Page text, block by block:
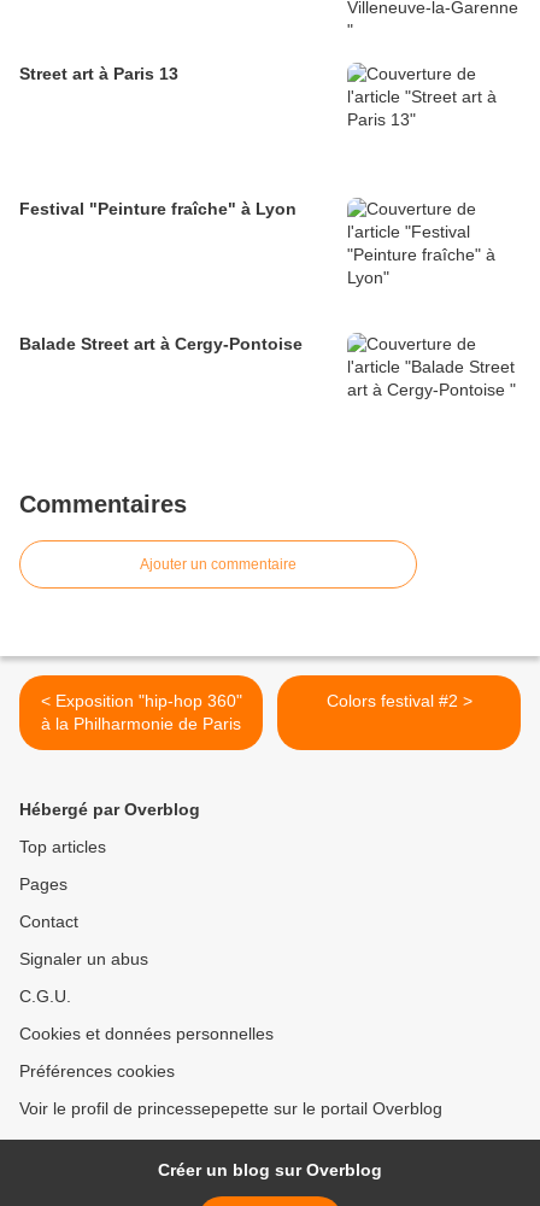
Street art à Paris 13
Festival "Peinture fraîche" à Lyon
Balade Street art à Cergy-Pontoise
Commentaires
Ajouter un commentaire
< Exposition "hip-hop 360"
à la Philharmonie de Paris
Colors festival #2 >
Hébergé par Overblog
Top articles
Pages
Contact
Signaler un abus
C.G.U.
Cookies et données personnelles
Préférences cookies
Voir le profil de princessepepette sur le portail Overblog
Créer un blog sur Overblog